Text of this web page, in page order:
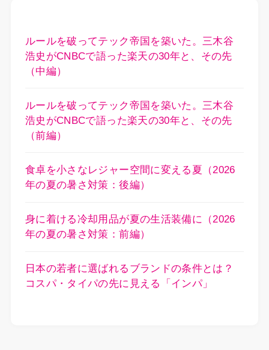
ルールを破ってテック帝国を築いた。三木谷
浩史がCNBCで語った楽天の30年と、その先
（中編）
ルールを破ってテック帝国を築いた。三木谷
浩史がCNBCで語った楽天の30年と、その先
（前編）
食卓を小さなレジャー空間に変える夏（2026
年の夏の暑さ対策：後編）
身に着ける冷却用品が夏の生活装備に（2026
年の夏の暑さ対策：前編）
日本の若者に選ばれるブランドの条件とは？
コスパ・タイパの先に見える「インパ」